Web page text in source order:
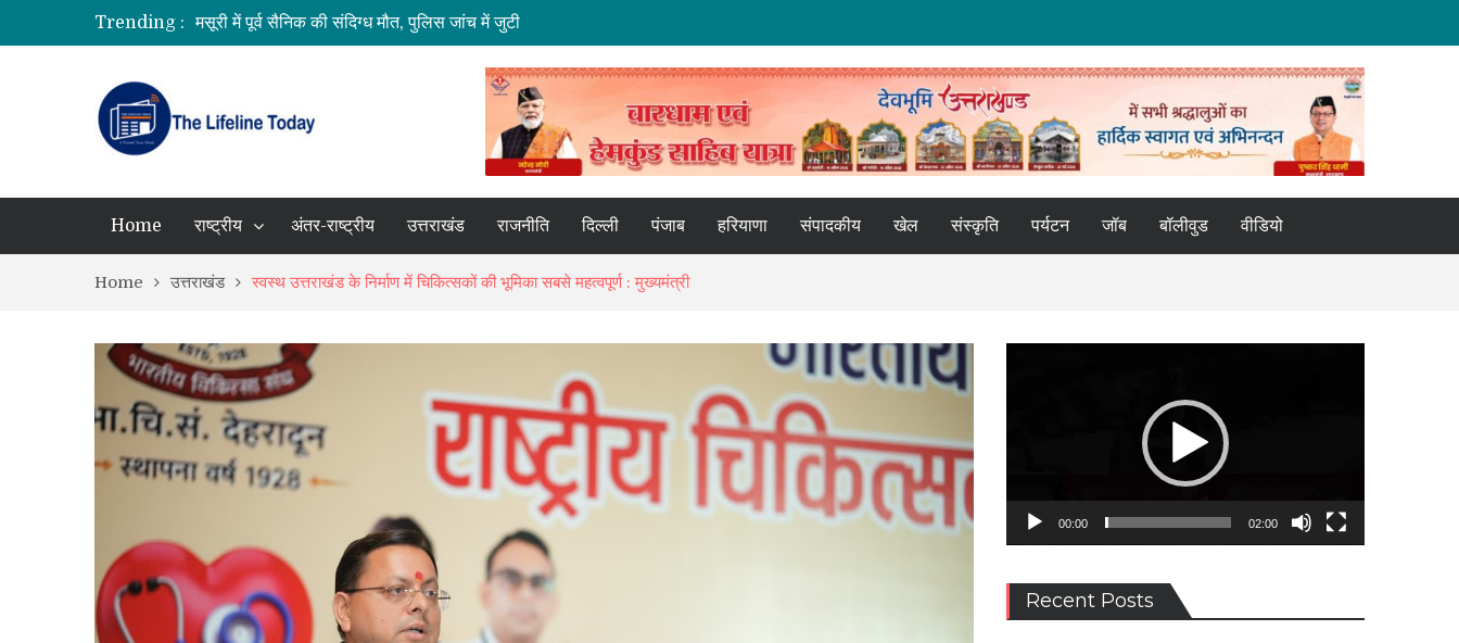
Trending :
अल्मोड़ा के गांव से आसमान तक: रवि टम्टा ने तैयार किया पर्सनल फ्लाइंग व्हीकल, सफल ट्रायल से मची चर्चा
CM धामी का बड़ा तोहफा, 9.87 लाख पेंशन लाभार्थियों को ₹146.32 करोड़ की पेंशन राशि जारी
कॉमनवेल्थ गेम्स 2026 के उत्तराखंड के पदक विजेताओं और प्रशिक्षकों को मुख्यमंत्री धामी ने किया सम्मानित
SIR अभियान की समीक्षा: BLO और फील्ड स्टाफ को प्रोत्साहित करें अधिकारी—मुख्य निर्वाचन अधिकारी
Home राष्ट्रीय अंतर-राष्ट्रीय उत्तराखंड राजनीति दिल्ली पंजाब हरियाणा संपादकीय खेल संस्कृति पर्यटन जॉब बॉलीवुड वीडियो
Home उत्तराखंड स्वस्थ उत्तराखंड के निर्माण में चिकित्सकों की भूमिका सबसे महत्वपूर्ण : मुख्यमंत्री
00:00 02:00
Recent Posts